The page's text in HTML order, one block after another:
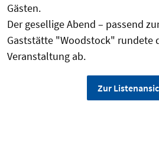
Gästen.
Der gesellige Abend – passend
Gaststätte "Woodstock" rundete
Veranstaltung ab.
Zur